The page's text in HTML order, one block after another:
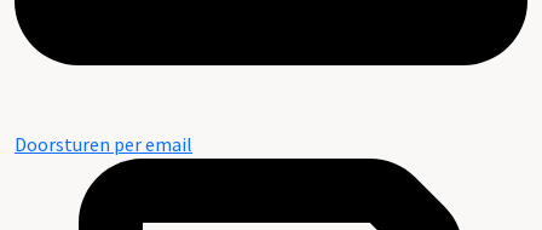
Doorsturen per email